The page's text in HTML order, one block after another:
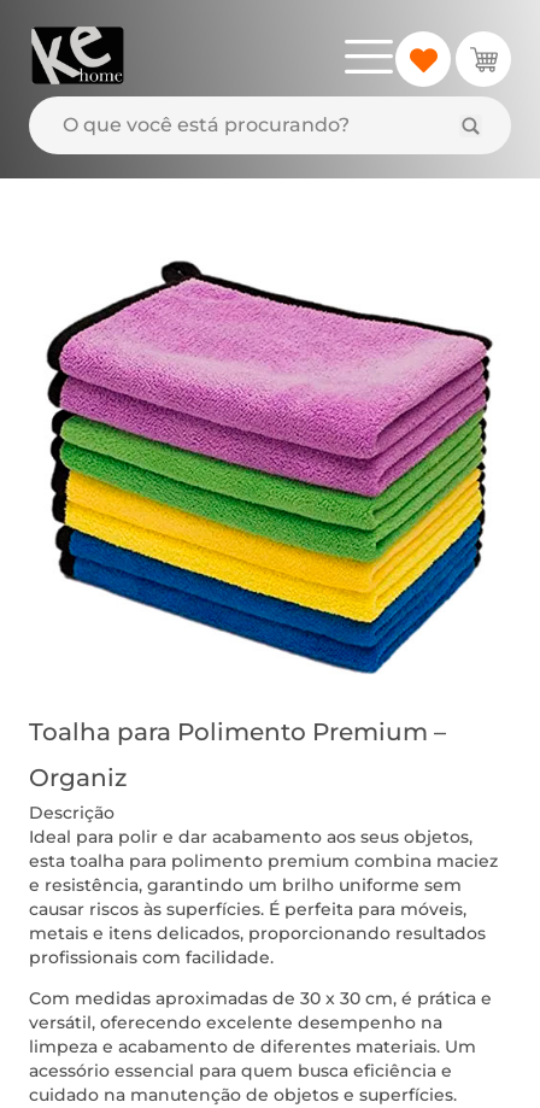
Toalha para Polimento Premium –
Organiz
Descrição
Ideal para polir e dar acabamento aos seus objetos,
esta toalha para polimento premium combina maciez
e resistência, garantindo um brilho uniforme sem
causar riscos às superfícies. É perfeita para móveis,
metais e itens delicados, proporcionando resultados
profissionais com facilidade.
Com medidas aproximadas de 30 x 30 cm, é prática e
versátil, oferecendo excelente desempenho na
limpeza e acabamento de diferentes materiais. Um
acessório essencial para quem busca eficiência e
cuidado na manutenção de objetos e superfícies.